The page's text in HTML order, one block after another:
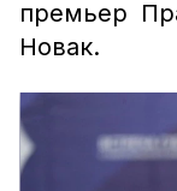
премьер
Новак.